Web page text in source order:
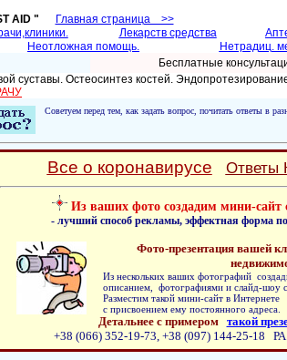
AID "
Главная страница >>
Лекарств средства
Неотложная помощь. Нетрадиц.
Бесплатные
суставы. Остеосинтез костей.
Советуем перед тем, как задать вопрос, почитать ответы в
Все о коронавирусе Ответы
Из ваших фото создадим мини-сайт
- лучший способ рекламы, эффектная форма
Фото-презентация вашей
Из нескольких ваших фотографий
описанием, фотографиями и слайд-шоу
Разместим такой мини-сайт в Интернете
с присвоением ему постоянного адреса.
Детальнее с примером такой
+38 (066) 352-19-73, +38 (097) 144-25-18 РА